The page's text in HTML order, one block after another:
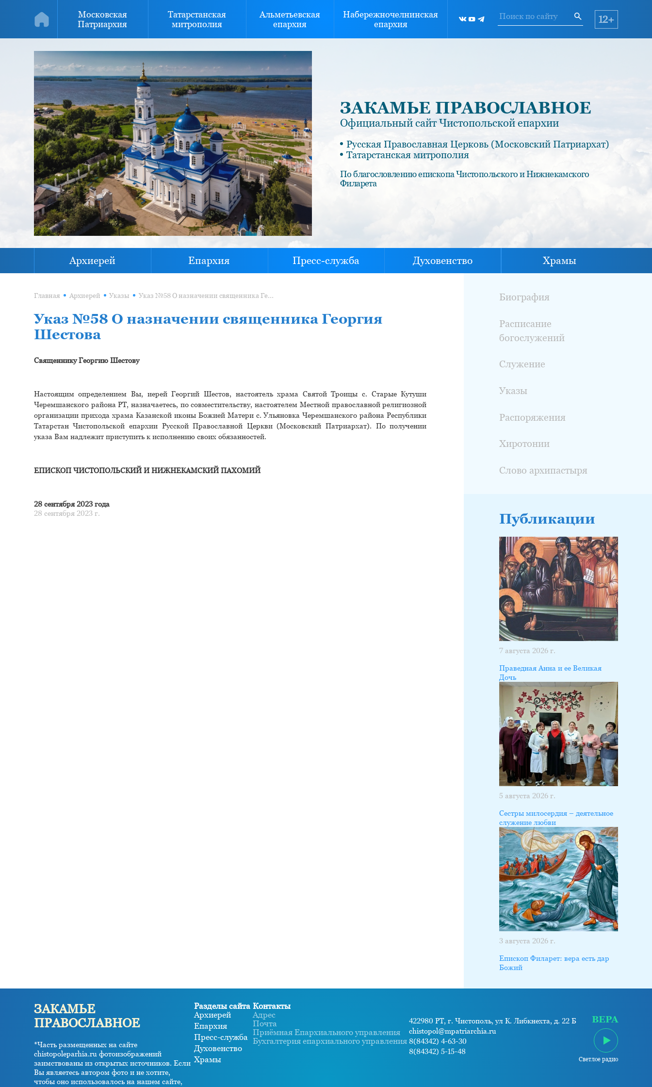
Московская
Патриархия
Татарстанская
митрополия
Альметьевская
епархия
Набережночелнинская
епархия
12+
ЗАКАМЬЕ ПРАВОСЛАВНОЕ
Официальный сайт Чистопольской епархии
Русская Православная Церковь (Московский Патриархат)
Татарстанская митрополия
По благословлению епископа Чистопольского и Нижнекамского
Филарета
Архиерей Епархия Пресс-служба Духовенство Храмы
Главная Архиерей Указы Указ №58 О назначении священника Георгия Шестова
Указ №58 О назначении священника Георгия
Шестова
Священнику Георгию Шестову
Настоящим определением Вы, иерей Георгий Шестов, настоятель храма Святой Троицы с. Старые Кутуши
Черемшанского района РТ, назначаетесь, по совместительству, настоятелем Местной православной религиозной
организации прихода храма Казанской иконы Божией Матери с. Ульяновка Черемшанского района Республики
Татарстан Чистопольской епархии Русской Православной Церкви (Московский Патриархат). По получении
указа Вам надлежит приступить к исполнению своих обязанностей.
ЕПИСКОП ЧИСТОПОЛЬСКИЙ И НИЖНЕКАМСКИЙ ПАХОМИЙ
28 сентября 2023 года
28 сентября 2023 г.
Биография
Расписание
богослужений
Служение
Указы
Распоряжения
Хиротонии
Слово архипастыря
Публикации
7 августа 2026 г.
Праведная Анна и ее Великая
Дочь
5 августа 2026 г.
Сестры милосердия – деятельное
служение любви
3 августа 2026 г.
Епископ Филарет: вера есть дар
Божий
ЗАКАМЬЕ
ПРАВОСЛАВНОЕ
*Часть размещенных на сайте
chistopoleparhia.ru фотоизображений
заимствованы из открытых источников. Если
Вы являетесь автором фото и не хотите,
чтобы оно использовалось на нашем сайте,
Разделы сайта
Архиерей
Епархия
Пресс-служба
Духовенство
Храмы
Контакты
Адрес
Почта
Приёмная Епархиального управления
Бухгалтерия епархиального управления
422980 РТ, г. Чистополь, ул К. Либкнехта, д. 22 Б
chistopol@mpatriarchia.ru
8(84342) 4-63-30
8(84342) 5-15-48
ВЕРА
Светлое радио